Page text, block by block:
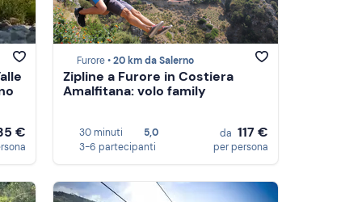
€
Furore •20 km da Salerno
Zipline a Furore in Costiera
Amalfitana: volo family
30 minuti
5,0
3-6 partecipanti
da 117 €
per persona